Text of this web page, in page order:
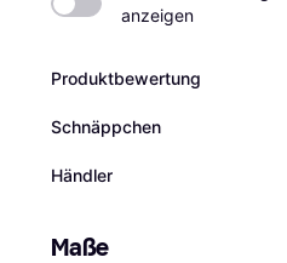
anzeigen
Produktbewertung
Schnäppchen
Händler
Maße